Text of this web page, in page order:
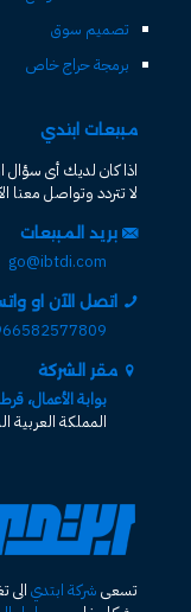
تصميم سوق
برمجة حراج خاص
مبيعات ابتدي
اذا كان لديك أى سؤال
لا تتردد وتواصل معنا
بريد المبيعات
go@ibtdi.com
اتصل الآن او
مقر الشركة
بوابة الأعمال،
المملكة العربية
تسعى شركة ابتدي الى